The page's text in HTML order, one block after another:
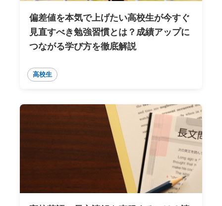
偏差値を本気で上げたい高校生が今すぐ
見直すべき勉強習慣とは？成績アップに
つながる学び方を徹底解説
高校生